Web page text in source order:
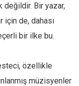
değildir. Bir yazar,
için de, dahası
bir ilke bu.
özellikle
müzisyenler